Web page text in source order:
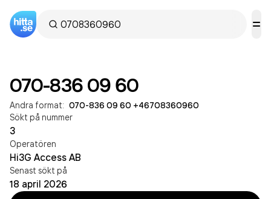
070-836 09 60
Andra format: 070-836 09 60 +46708360960
Sökt på nummer
3
Operatören
Hi3G Access AB
Senast sökt på
18 april 2026